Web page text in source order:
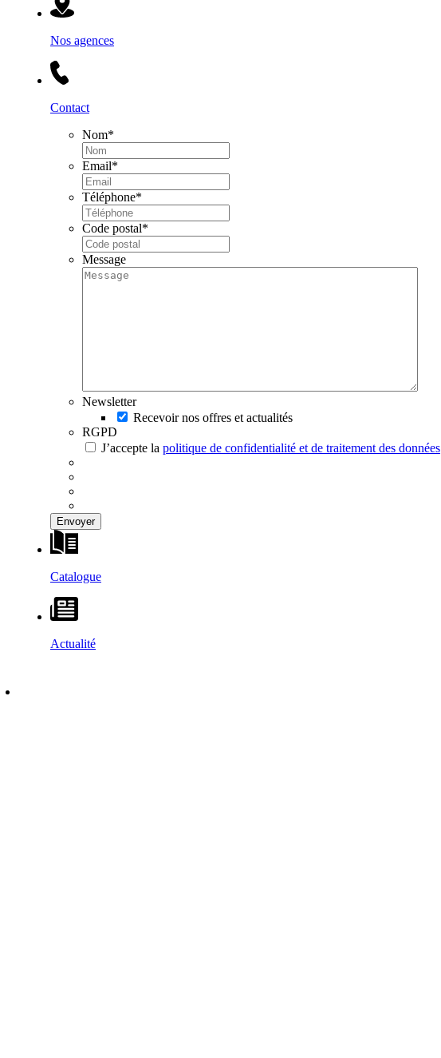
Nos agences
Contact
Nom*
Email*
Téléphone*
Code postal*
Message
Newsletter
Recevoir nos offres et actualités
RGPD
J’accepte la politique de confidentialité et de traitement des données
Catalogue
Actualité